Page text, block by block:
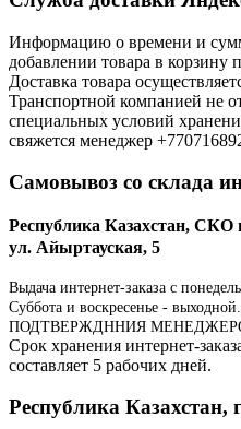
Информацию о времени и
добавлении товара в корзину
Доставка товара
Транспортной компанией не
специальных условий
свяжется менеджер
Самовывоз со склада
Республика Казахстан, СКО
ул. Айыртауская, 5
Выдача интернет-заказа с
Суббота и воскресенье -
ПОДТВЕРЖДННИЯ
Срок хранения интернет-
составляет 5 рабочих дней.
Республика Казахстан,